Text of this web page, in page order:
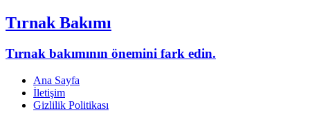
Tırnak Bakımı
Tırnak bakımının önemini fark edin.
Ana Sayfa
İletişim
Gizlilik Politikası